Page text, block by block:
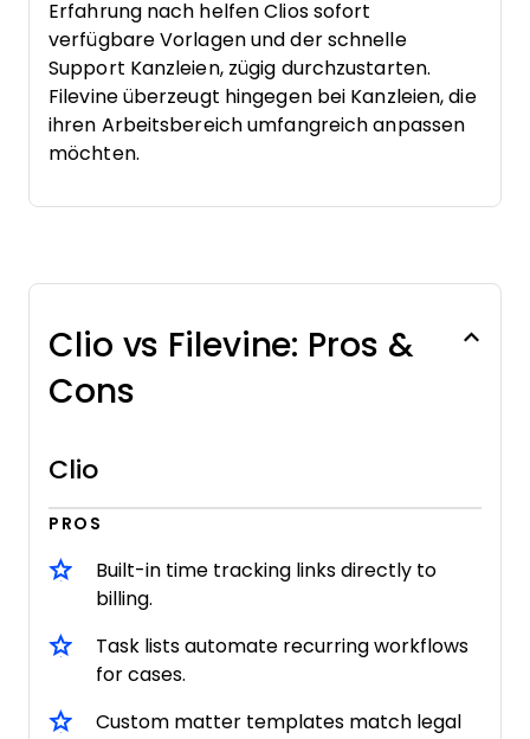
Erfahrung nach helfen Clios sofort
verfügbare Vorlagen und der schnelle
Support Kanzleien, zügig durchzustarten.
Filevine überzeugt hingegen bei Kanzleien, die
ihren Arbeitsbereich umfangreich anpassen
möchten.
Clio vs Filevine: Pros &
Cons
Clio
PROS
Built-in time tracking links directly to
billing.
Task lists automate recurring workflows
for cases.
Custom matter templates match legal